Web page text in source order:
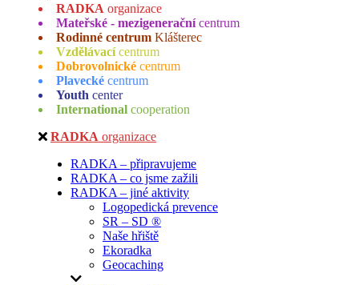
RADKA organizace
Mateřské - mezigenerační centrum
Rodinné centrum Klášterec
Vzdělávací centrum
Dobrovolnické centrum
Plavecké centrum
Youth center
International cooperation
RADKA organizace
RADKA – připravujeme
RADKA – co jsme zažili
RADKA – jiné aktivity
Logopedická prevence
SR – SD ®
Naše hřiště
Ekoradka
Geocaching